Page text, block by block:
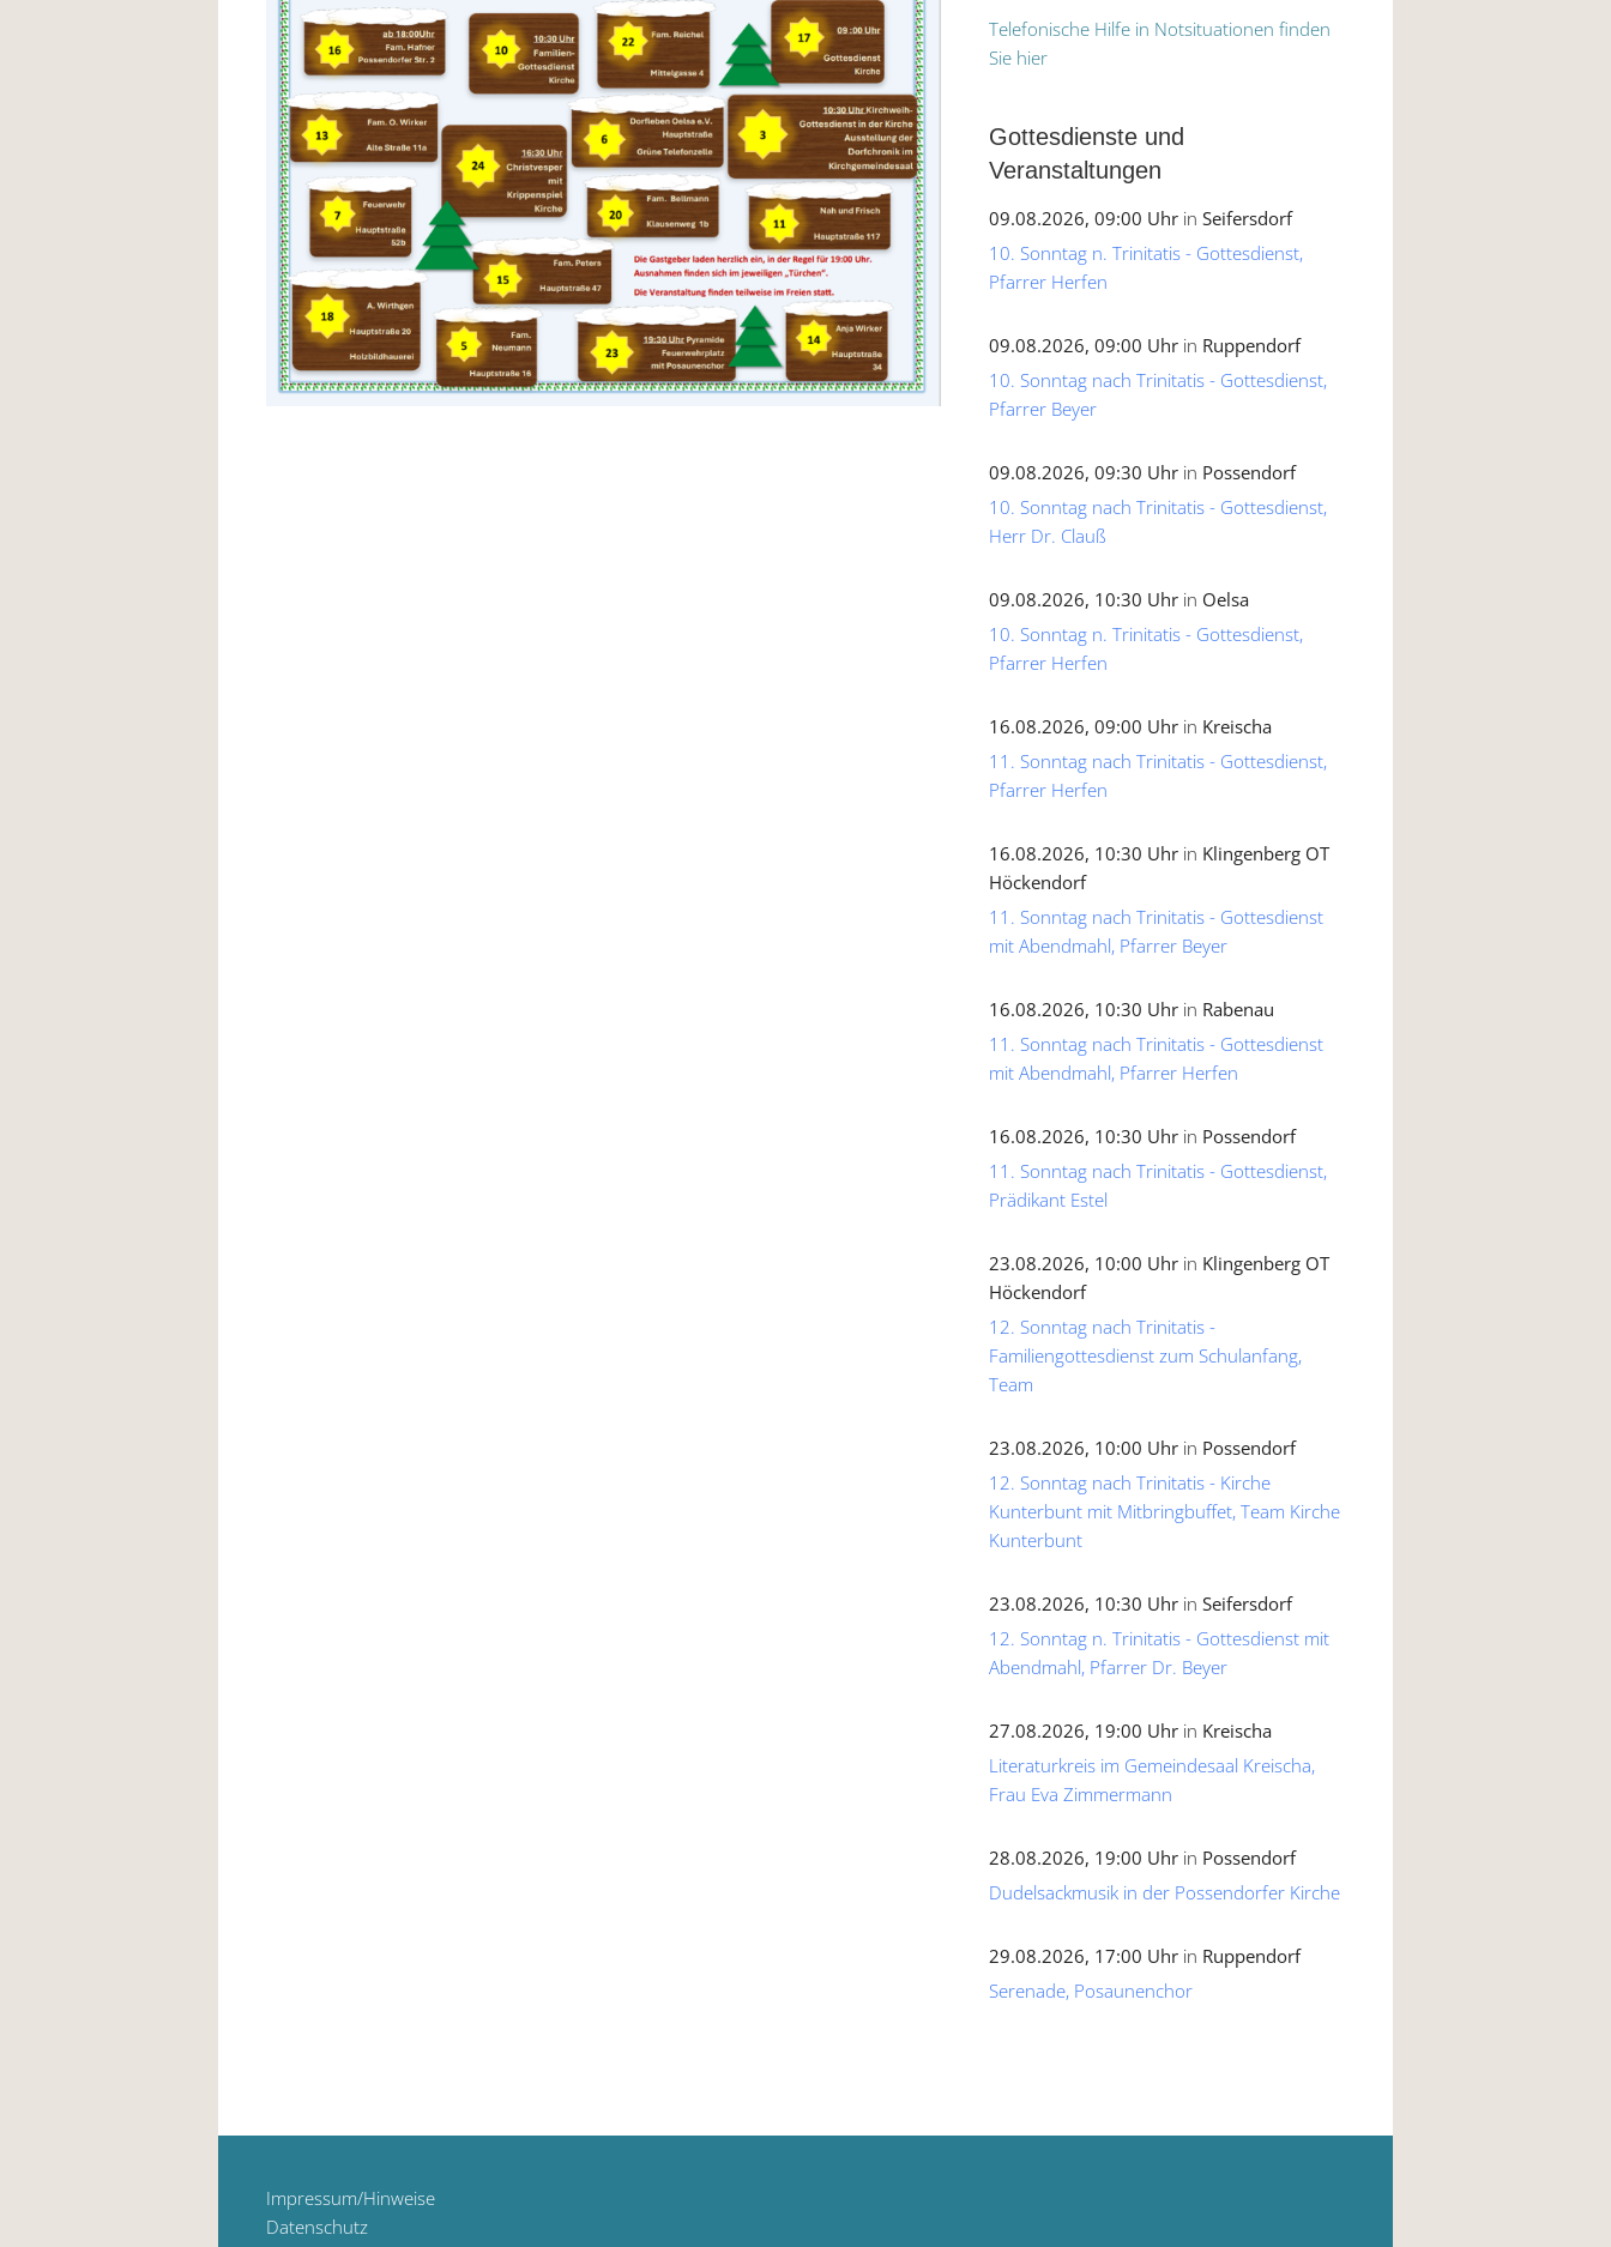
Telefonische Hilfe in Notsituationen finden
Sie hier
Gottesdienste und
Veranstaltungen
09.08.2026, 09:00 Uhr in Seifersdorf
10. Sonntag n. Trinitatis - Gottesdienst,
Pfarrer Herfen
09.08.2026, 09:00 Uhr in Ruppendorf
10. Sonntag nach Trinitatis - Gottesdienst,
Pfarrer Beyer
09.08.2026, 09:30 Uhr in Possendorf
10. Sonntag nach Trinitatis - Gottesdienst,
Herr Dr. Clauß
09.08.2026, 10:30 Uhr in Oelsa
10. Sonntag n. Trinitatis - Gottesdienst,
Pfarrer Herfen
16.08.2026, 09:00 Uhr in Kreischa
11. Sonntag nach Trinitatis - Gottesdienst,
Pfarrer Herfen
16.08.2026, 10:30 Uhr in Klingenberg OT
Höckendorf
11. Sonntag nach Trinitatis - Gottesdienst
mit Abendmahl, Pfarrer Beyer
16.08.2026, 10:30 Uhr in Rabenau
11. Sonntag nach Trinitatis - Gottesdienst
mit Abendmahl, Pfarrer Herfen
16.08.2026, 10:30 Uhr in Possendorf
11. Sonntag nach Trinitatis - Gottesdienst,
Prädikant Estel
23.08.2026, 10:00 Uhr in Klingenberg OT
Höckendorf
12. Sonntag nach Trinitatis -
Familiengottesdienst zum Schulanfang,
Team
23.08.2026, 10:00 Uhr in Possendorf
12. Sonntag nach Trinitatis - Kirche
Kunterbunt mit Mitbringbuffet, Team Kirche
Kunterbunt
23.08.2026, 10:30 Uhr in Seifersdorf
12. Sonntag n. Trinitatis - Gottesdienst mit
Abendmahl, Pfarrer Dr. Beyer
27.08.2026, 19:00 Uhr in Kreischa
Literaturkreis im Gemeindesaal Kreischa,
Frau Eva Zimmermann
28.08.2026, 19:00 Uhr in Possendorf
Dudelsackmusik in der Possendorfer Kirche
29.08.2026, 17:00 Uhr in Ruppendorf
Serenade, Posaunenchor
Impressum/Hinweise
Datenschutz